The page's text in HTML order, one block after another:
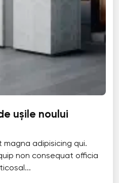
ușile noului
magna adipisicing qui.
non consequat officia